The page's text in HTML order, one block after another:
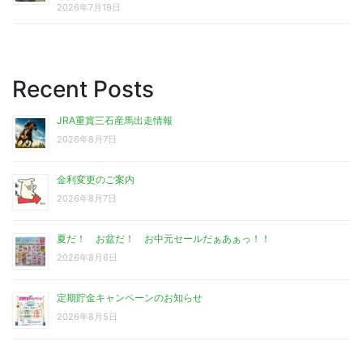
2026年7月19日
Recent Posts
JRA重賞三石産馬出走情報
2026年8月7日
金利変更のご案内
2026年8月7日
夏だ！ お盆だ！ お中元セールだぁあぁっ！！
2026年8月6日
定期貯金キャンペーンのお知らせ
2026年8月5日